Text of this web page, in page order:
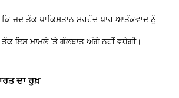
ਕਿ ਜਦ ਤੱਕ ਪਾਕਿਸਤਾਨ ਸਰਹੱਦ ਪਾਰ ਆਤੰਕਵਾਦ ਨੂੰ
ਤੱਕ ਇਸ ਮਾਮਲੇ ‘ਤੇ ਗੱਲਬਾਤ ਅੱਗੇ ਨਹੀਂ ਵਧੇਗੀ।
ਦਾ ਰੁਖ਼